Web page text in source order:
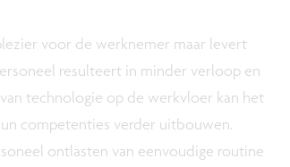
voor de werknemer maar levert
resulteert in minder verloop en
technologie op de werkvloer kan het
competenties verder uitbouwen.
ontlasten van eenvoudige routine